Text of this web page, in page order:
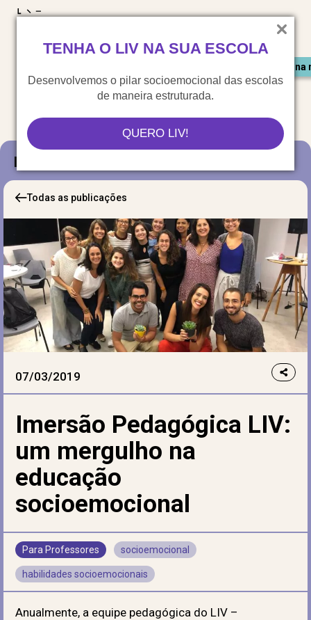
TENHA O LIV NA SUA ESCOLA
Desenvolvemos o pilar socioemocional das escolas
de maneira estruturada.
QUERO LIV!
Saiu
Blog
Todas as publicações
07/03/2019
Imersão Pedagógica LIV:
um mergulho na
educação
socioemocional
Para Professores socioemocional
habilidades socioemocionais
Anualmente, a equipe pedagógica do LIV –